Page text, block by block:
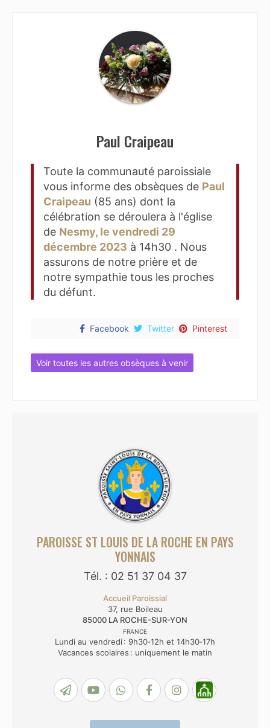
PAROISSE ST LOUIS DE LA ROCHE EN PAYS
YONNAIS
Tél. : 02 51 37 04 37
Accueil Paroissial
37, rue Boileau
85000 LA ROCHE-SUR-YON
FRANCE
Lundi au vendredi : 9h30‑12h et 14h30‑17h
Vacances scolaires : uniquement le matin
Paul Craipeau
Toute la communauté paroissiale
vous informe des obsèques de Paul
Craipeau (85 ans) dont la
célébration se déroulera à l'église
de Nesmy, le vendredi 29
décembre 2023 à 14h30 . Nous
assurons de notre prière et de
notre sympathie tous les proches
du défunt.
Facebook Twitter Pinterest
Voir toutes les autres obsèques à venir